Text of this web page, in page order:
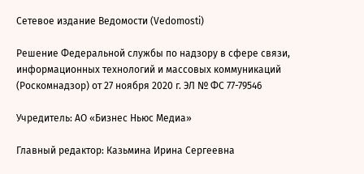
Сетевое издание Ведомости (Vedomosti)
Решение Федеральной службы по надзору в сфере связи,
информационных технологий и массовых коммуникаций
(Роскомнадзор) от 27 ноября 2020 г. ЭЛ № ФС 77-79546
Учредитель: АО «Бизнес Ньюс Медиа»
Главный редактор: Казьмина Ирина Сергеевна